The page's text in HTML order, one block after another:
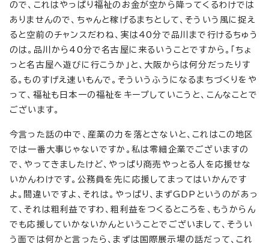
ので、これはやっぱり福祉のお金が空から降ってくるわけでは
ありませんので、ちゃんと稼げるまちとして、そういう風に捉え
ると空前のチャンスだわね、実は40分で品川まで行けるちゅう
のは。品川から40分で名古屋に来るいうことですから。「ちょ
っと名古屋へ遊びに行こうか」と、大阪からは何分だったりす
る。ものすげえ速いもんで。そういうふうになるまちづくりをや
って、福祉も日本一の福祉をキープしていこうと、こんなことで
ございます。
今言った話の中で、産業の力を落とさないと、これはこの地区
では一番大事じゃないですか。私は零細企業でございますの
で、やってきましたけど、やっぱり商売やっとる人を応援せな
いかんわけです。公務員を先に応援してまってはいかんです
よ。間違いですよ、それは。やっぱり、まずGDPというのがあっ
て、それは粗利益ですわ、粗利益をつくるところを、もうからん
でも応援していかないかんということでございまして、そうい
う面では何かと言ったら、まずは国際展示場の話だって、これ